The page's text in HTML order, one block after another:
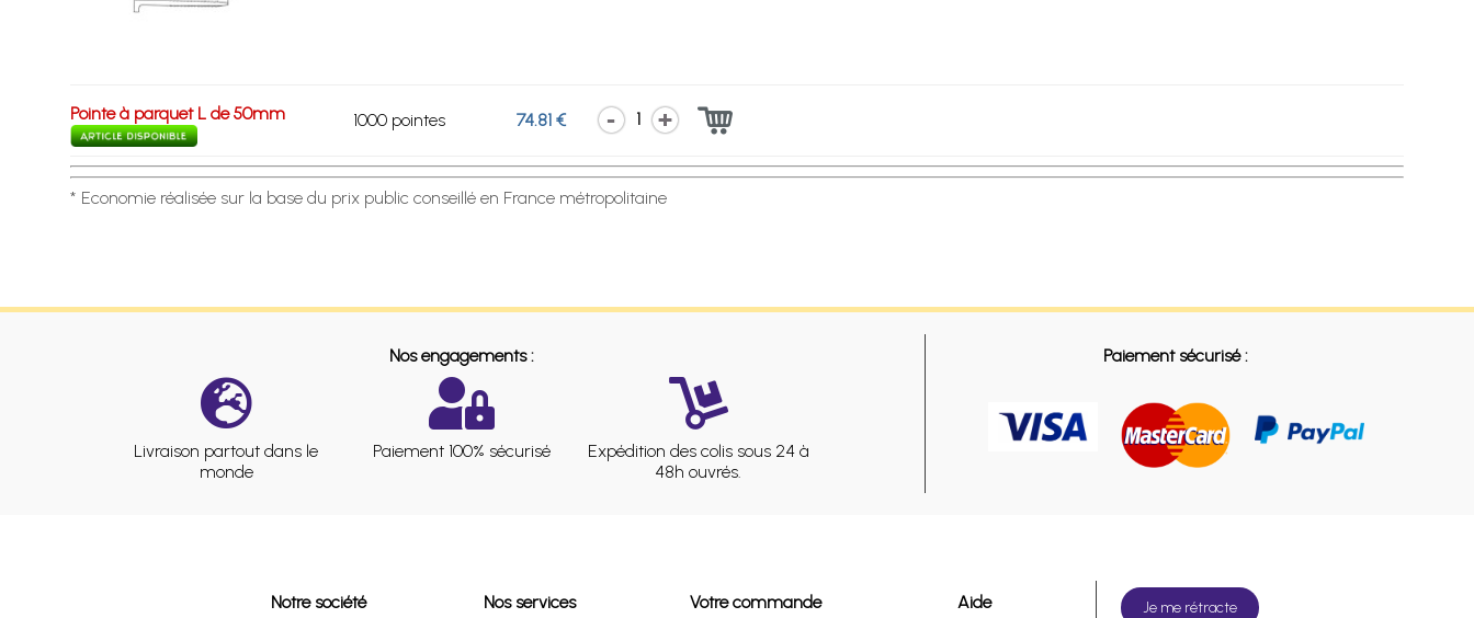
Pointe à parquet L de 50mm 1000 pointes 74.81 € 1
* Economie réalisée sur la base du prix public conseillé en France métropolitaine
Nos engagements :
Livraison partout dans le
monde
Paiement 100% sécurisé
Expédition des colis sous 24 à
48h ouvrés.
Paiement sécurisé :
Notre société Nos services Votre commande Aide Je me rétracte